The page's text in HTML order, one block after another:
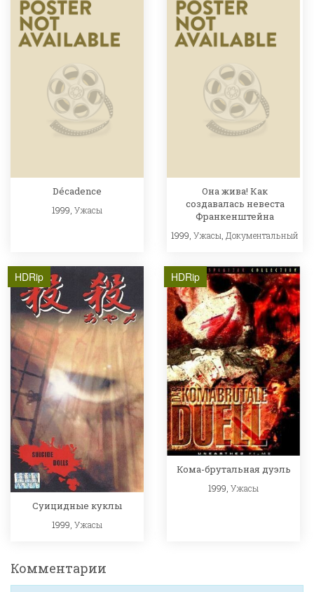
Décadence
1999, Ужасы
Она жива! Как
создавалась невеста
Франкенштейна
1999,Ужасы Документальный
HDRip
Суицидные куклы
1999, Ужасы
HDRip
Кома-брутальная дуэль
1999,Ужасы
Комментарии